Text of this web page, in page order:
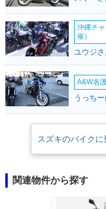
沖縄チ
催）
ユウジ
A&W名
うっち
スズキのバイク
関連物件から探す